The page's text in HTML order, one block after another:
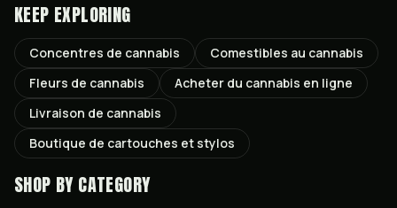
KEEP EXPLORING
Concentres de cannabis
Comestibles au cannabis
Fleurs de cannabis
Acheter du cannabis en ligne
Livraison de cannabis
Boutique de cartouches et stylos
SHOP BY CATEGORY